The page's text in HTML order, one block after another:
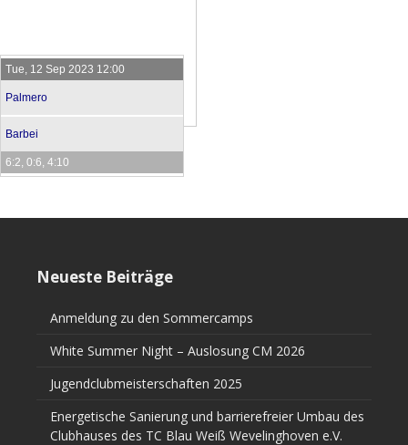
Tue, 12 Sep 2023 12:00
Palmero
Barbei
6:2, 0:6, 4:10
Neueste Beiträge
Anmeldung zu den Sommercamps
White Summer Night – Auslosung CM 2026
Jugendclubmeisterschaften 2025
Energetische Sanierung und barrierefreier Umbau des
Clubhauses des TC Blau Weiß Wevelinghoven e.V.